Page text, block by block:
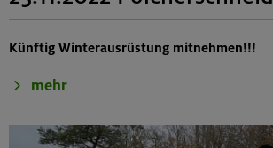
Künftig Winterausrüstung mitnehmen!!!
mehr